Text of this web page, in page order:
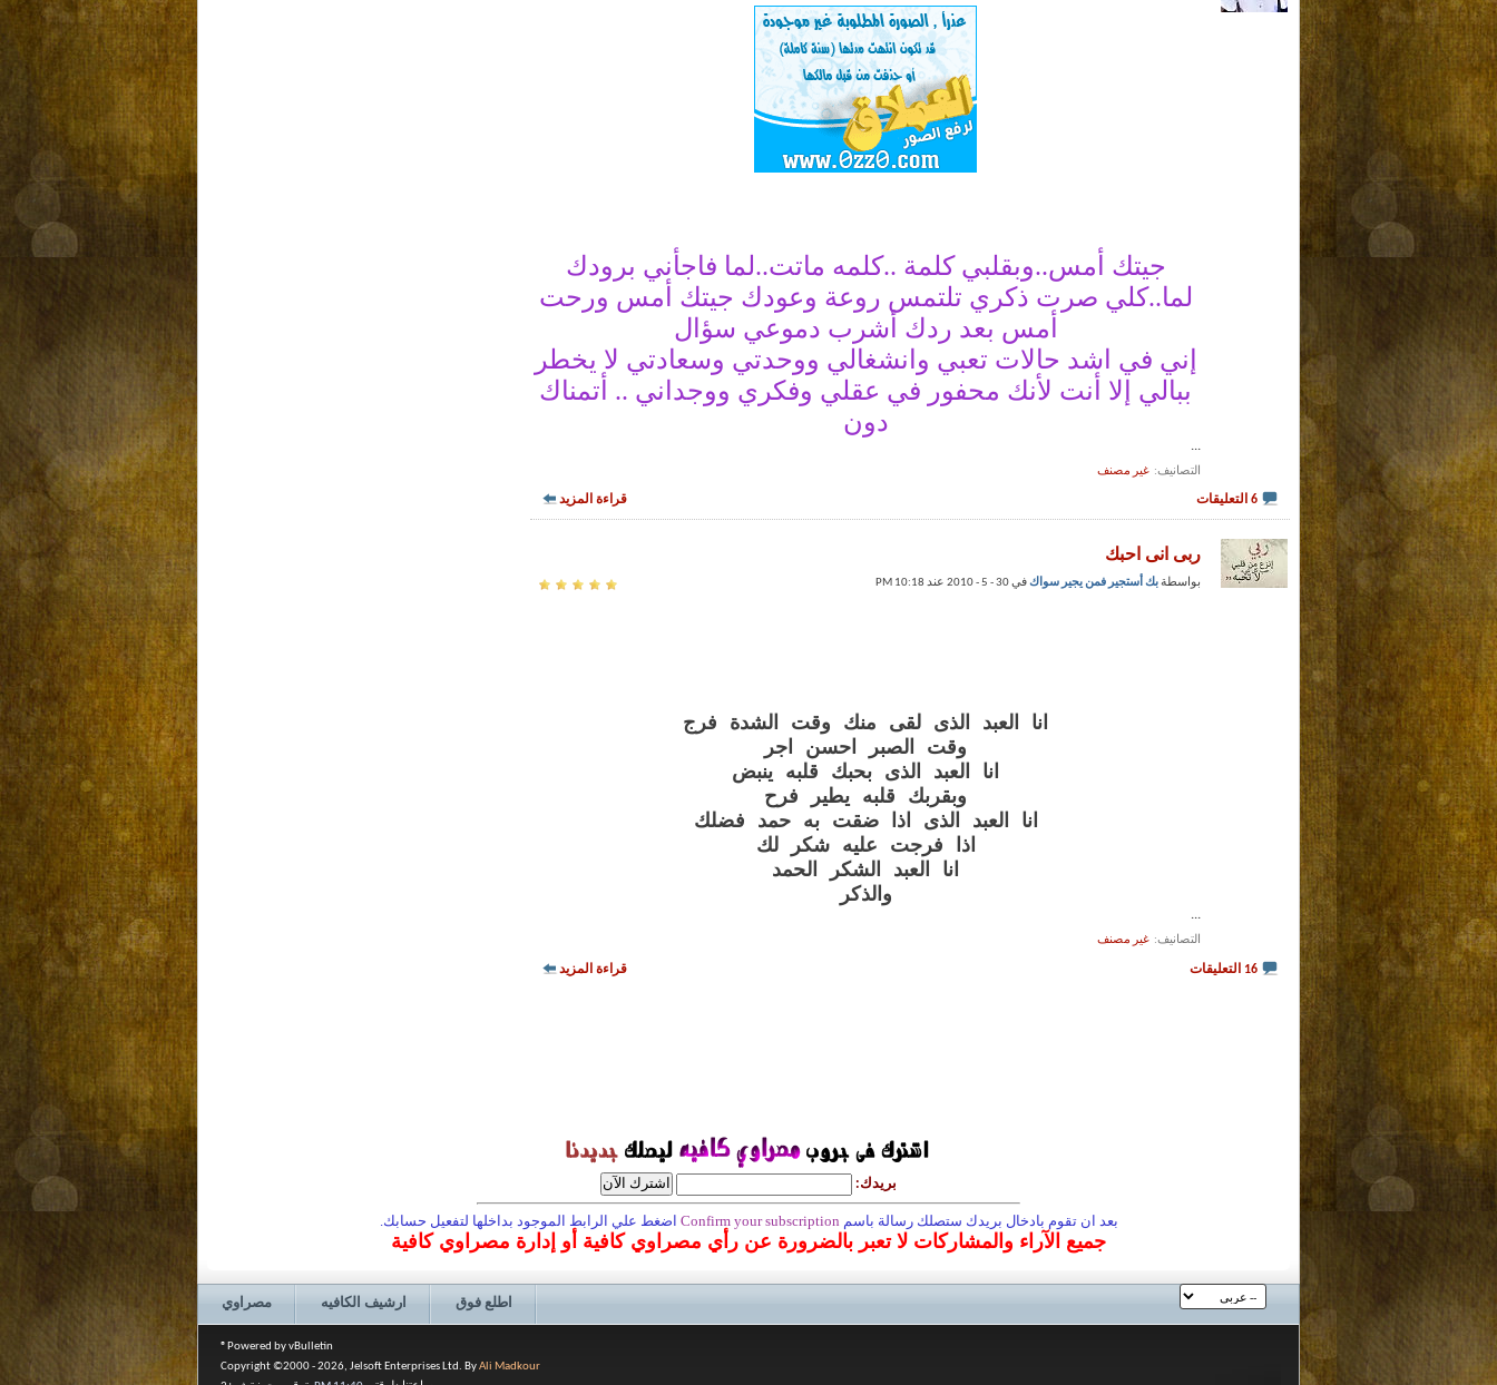
جيتك أمس..وبقلبي كلمة ..كلمه ماتت..لما فاجأني برودك
لما..كلي صرت ذكري تلتمس روعة وعودك جيتك أمس ورحت
أمس بعد ردك أشرب دموعي سؤال
إني في اشد حالات تعبي وانشغالي ووحدتي وسعادتي لا يخطر
ببالي إلا أنت لأنك محفور في عقلي وفكري ووجداني .. أتمناك
دون
التصانيف غير مصنف
6 التعليقات قراءة المزيد
ربى انى احبك
بواسطةبك أستجير فمن يجير سواكفي 30 - 5 - 2010 عند 10:18 PM
انا العبد الذى لقى منك وقت الشدة فرج
وقت الصبر احسن اجر
انا العبد الذى بحبك قلبه ينبض
وبقربك قلبه يطير فرح
انا العبد الذى اذا ضقت به حمد فضلك
اذا فرجت عليه شكر لك
انا العبد الشكر الحمد
والذكر
...
التصانيف غير مصنف
16 التعليقات قراءة المزيد
بريدك:
بعد ان تقوم بادخال بريدك ستصلك رسالة باسم Confirm your subscription اضغط علي الرابط الموجود بداخلها لتفعيل حسابك.
جميع الآراء والمشاركات لا تعبر بالضرورة عن رأي مصراوي كافية أو إدارة مصراوي كافية
مصراوي ارشيف الكافيه اطلع فوق
Powered by vBulletin®
Copyright ©2000 - 2026, Jelsoft Enterprises Ltd. ByAli Madkour